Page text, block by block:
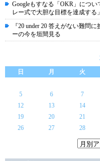
Googleもすなる「OKR」につ
レー式で大胆な目標を達成する」
『20 under 20 答えがない難問
ーの今を垣間見る
日
月 火
5
6 7
12
13 14
19
20 21
26
27 28